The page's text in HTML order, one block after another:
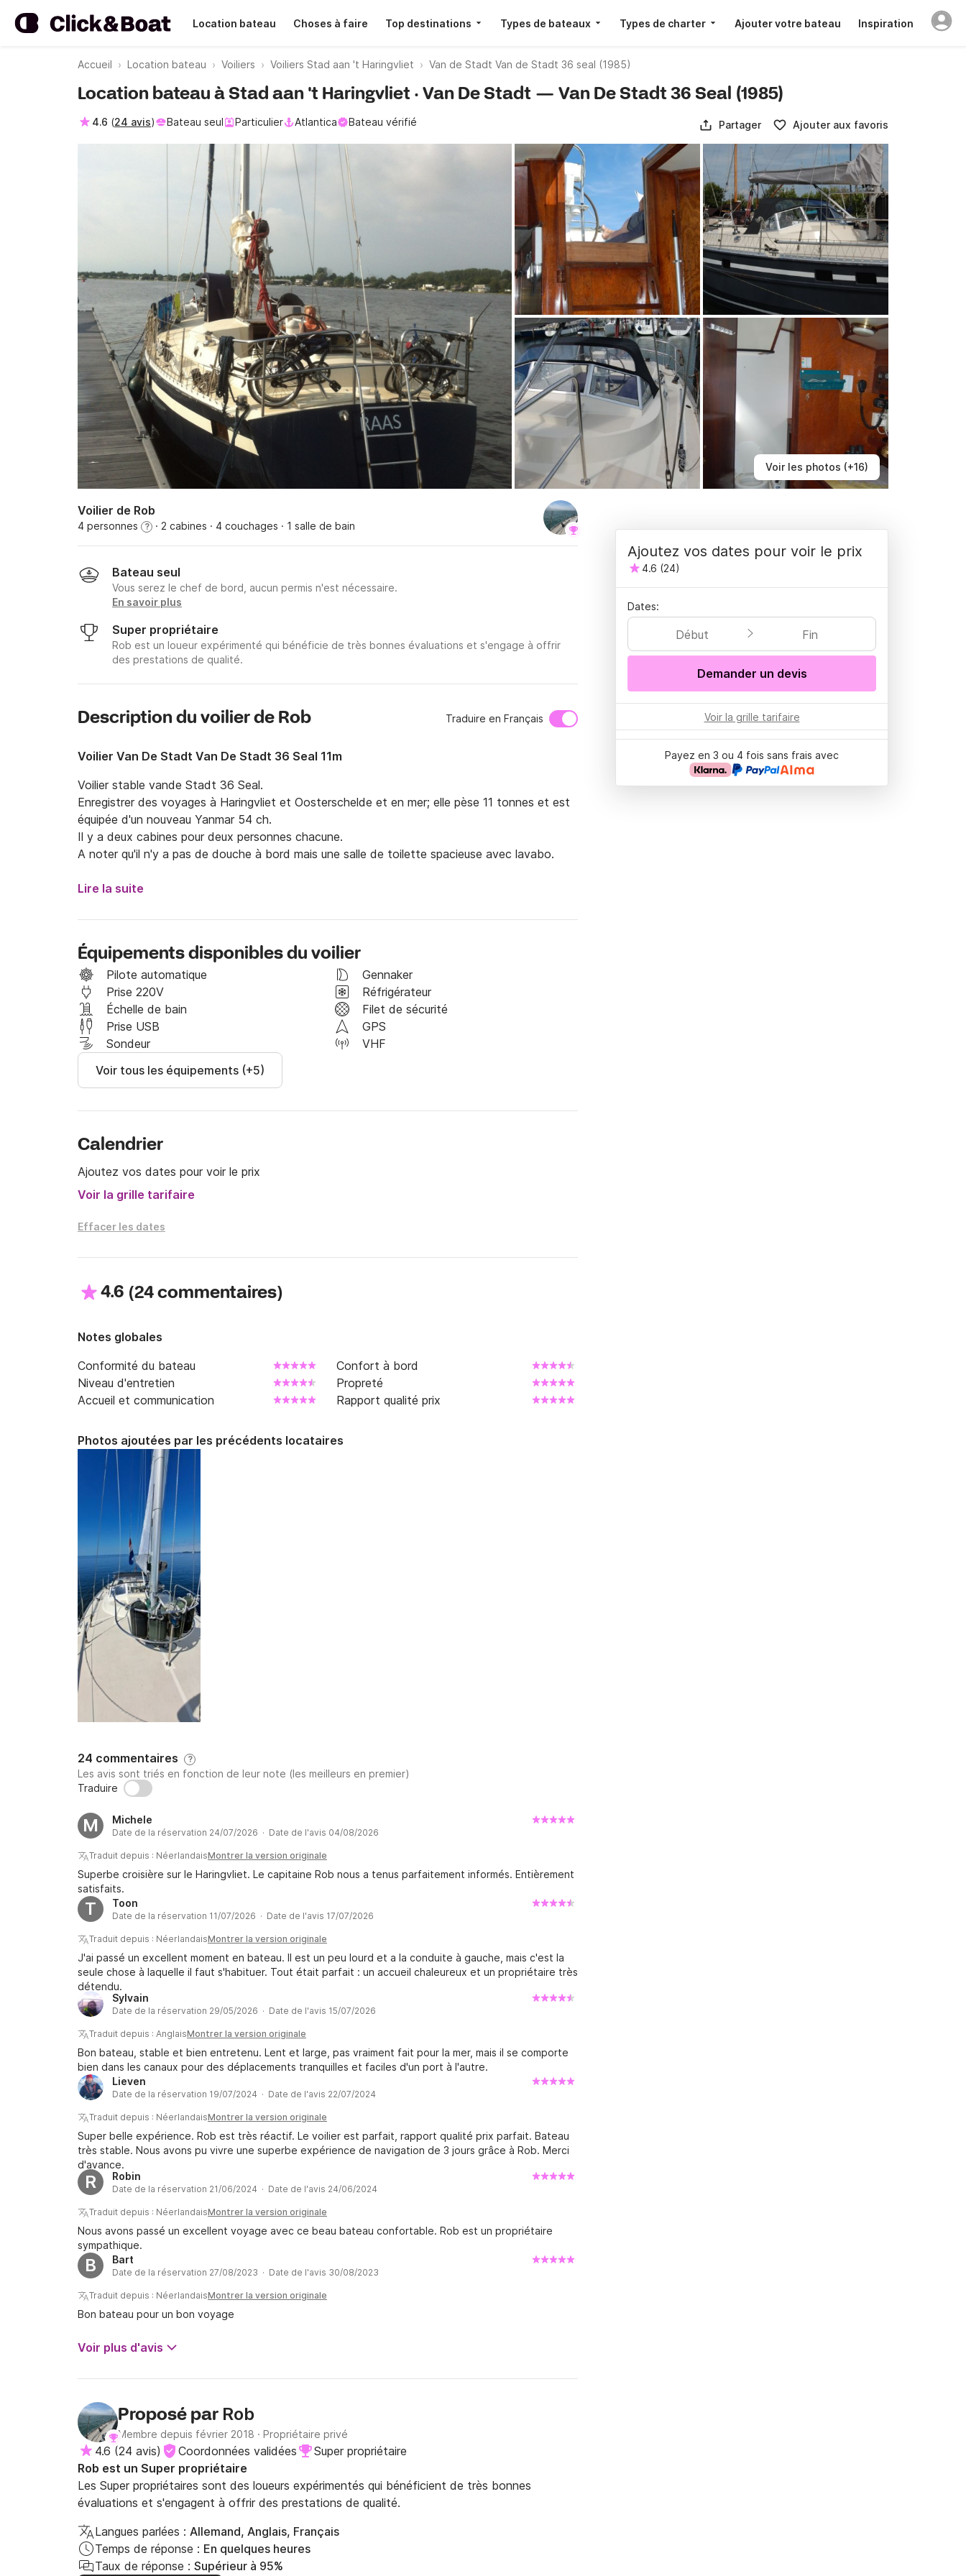
Location bateau Choses à faire Top destinations Types de bateaux Types de charter Ajouter votre bateau Inspiration
Accueil Location bateau Voiliers Voiliers Stad aan 't Haringvliet Van de Stadt Van de Stadt 36 seal (1985)
Voir les photos (+16)
Location bateau à Stad aan 't Haringvliet · Van De Stadt — Van De Stadt 36 Seal (1985)
4.6 (24 avis) Bateau seul Particulier Atlantica Bateau vérifié Partager Ajouter aux favoris
Voilier de Rob
4 personnes ? · 2 cabines · 4 couchages · 1 salle de bain
Bateau seul
Vous serez le chef de bord, aucun permis n'est nécessaire.
En savoir plus
Super propriétaire
Rob est un loueur expérimenté qui bénéficie de très bonnes évaluations et s'engage à offrir
des prestations de qualité.
Description du voilier de Rob Traduire en Français
Voilier Van De Stadt Van De Stadt 36 Seal 11m
Voilier stable vande Stadt 36 Seal.
Enregistrer des voyages à Haringvliet et Oosterschelde et en mer; elle pèse 11 tonnes et est
équipée d'un nouveau Yanmar 54 ch.
Il y a deux cabines pour deux personnes chacune.
A noter qu'il n'y a pas de douche à bord mais une salle de toilette spacieuse avec lavabo.
Lire la suite
Équipements disponibles du voilier
Pilote automatique
Gennaker
Prise 220V
Réfrigérateur
Échelle de bain
Filet de sécurité
Prise USB
GPS
Sondeur
VHF
Voir tous les équipements (+5)
Calendrier
Ajoutez vos dates pour voir le prix
Voir la grille tarifaire
Effacer les dates
4.6 (24 commentaires)
Notes globales
Conformité du bateau
Confort à bord
Niveau d'entretien
Propreté
Accueil et communication
Rapport qualité prix
Photos ajoutées par les précédents locataires
24 commentaires ?
Les avis sont triés en fonction de leur note (les meilleurs en premier)
Traduire
M Michele
Date de la réservation 24/07/2026 · Date de l'avis 04/08/2026
Traduit depuis : NéerlandaisMontrer la version originale
Superbe croisière sur le Haringvliet. Le capitaine Rob nous a tenus parfaitement informés. Entièrement
satisfaits.
T Toon
Date de la réservation 11/07/2026 · Date de l'avis 17/07/2026
Traduit depuis : NéerlandaisMontrer la version originale
J'ai passé un excellent moment en bateau. Il est un peu lourd et a la conduite à gauche, mais c'est la
seule chose à laquelle il faut s'habituer. Tout était parfait : un accueil chaleureux et un propriétaire très
détendu.
Sylvain
Date de la réservation 29/05/2026 · Date de l'avis 15/07/2026
Traduit depuis : AnglaisMontrer la version originale
Bon bateau, stable et bien entretenu. Lent et large, pas vraiment fait pour la mer, mais il se comporte
bien dans les canaux pour des déplacements tranquilles et faciles d'un port à l'autre.
Lieven
Date de la réservation 19/07/2024 · Date de l'avis 22/07/2024
Traduit depuis : NéerlandaisMontrer la version originale
Super belle expérience. Rob est très réactif. Le voilier est parfait, rapport qualité prix parfait. Bateau
très stable. Nous avons pu vivre une superbe expérience de navigation de 3 jours grâce à Rob. Merci
d'avance.
R Robin
Date de la réservation 21/06/2024 · Date de l'avis 24/06/2024
Traduit depuis : NéerlandaisMontrer la version originale
Nous avons passé un excellent voyage avec ce beau bateau confortable. Rob est un propriétaire
sympathique.
B Bart
Date de la réservation 27/08/2023 · Date de l'avis 30/08/2023
Traduit depuis : NéerlandaisMontrer la version originale
Bon bateau pour un bon voyage
Voir plus d'avis
Proposé par Rob
Membre depuis février 2018 · Propriétaire privé
4.6 (24 avis) Coordonnées validées
Super propriétaire
Rob est un Super propriétaire
Les Super propriétaires sont des loueurs expérimentés qui bénéficient de très bonnes
évaluations et s'engagent à offrir des prestations de qualité.
Langues parlées : Allemand, Anglais, Français
Temps de réponse : En quelques heures
Taux de réponse : Supérieur à 95%
Ajoutez vos dates pour voir le prix
4.6 (24)
Dates:
Début Fin
Demander un devis
Voir la grille tarifaire
Payez en 3 ou 4 fois sans frais avec